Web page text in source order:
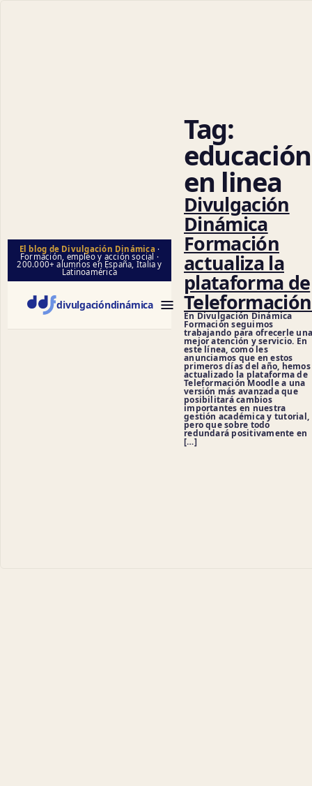
El blog de Divulgación Dinámica ·
Formación, empleo y acción social ·
200.000+ alumnos en España, Italia y
Latinoamérica
divulgacióndinámica
Tag:
educación
en linea
Divulgación
Dinámica
Formación
actualiza la
plataforma de
En Divulgación Dinámica
Formación seguimos
trabajando para ofrecerle una
mejor atención y servicio. En
este línea, como les
anunciamos que en estos
primeros días del año, hemos
actualizado la plataforma de
Teleformación Moodle a una
versión más avanzada que
posibilitará cambios
importantes en nuestra
gestión académica y tutorial,
pero que sobre todo
redundará positivamente en
[…]